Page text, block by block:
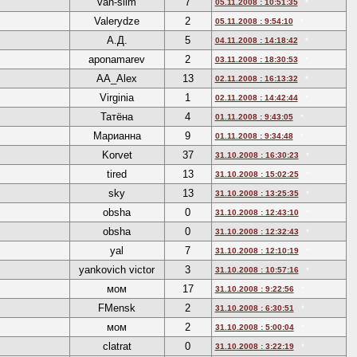
05.11.2008 : 10:51:35
Valerydze 2 05.11.2008 : 9:54:10
А.Д. 5 04.11.2008 : 14:18:42
aponamarev 2 03.11.2008 : 18:30:53
AA_Alex 13 02.11.2008 : 16:13:32
Virginia 1 02.11.2008 : 14:42:44
Татёна 4 01.11.2008 : 9:43:05
Марианна 9 01.11.2008 : 9:34:48
Korvet 37 31.10.2008 : 16:30:23
tired 13 31.10.2008 : 15:02:25
sky 13 31.10.2008 : 13:25:35
obsha 0 31.10.2008 : 12:43:10
obsha 0 31.10.2008 : 12:32:43
yal 7 31.10.2008 : 12:10:19
yankovich victor 3 31.10.2008 : 10:57:16
мом 17 31.10.2008 : 9:22:56
FMensk 2 31.10.2008 : 6:30:51
мом 2 31.10.2008 : 5:00:04
clatrat 0 31.10.2008 : 3:22:19